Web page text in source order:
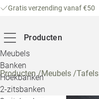
Gratis verzending vanaf €50
Producten
Meubels
Banken
Hoekbanken
2-zitsbanken
Producten/Meubels /Tafels